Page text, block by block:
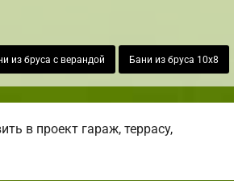
из бруса с верандой Бани из бруса 10х8
в проект гараж, террасу,